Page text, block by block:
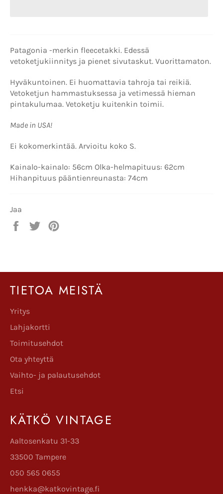
Patagonia -merkin fleecetakki. Edessä
vetoketjukiinnitys ja pienet sivutaskut. Vuorittamaton.
Hyväkuntoinen. Ei huomattavia tahroja tai reikiä.
Vetoketjun hammastuksessa ja vetimessä hieman
pintakulumaa. Vetoketju kuitenkin toimii.
Made in USA!
Ei kokomerkintää. Arvioitu koko S.
Kainalo-kainalo: 56cm Olka-helmapituus: 62cm
Hihanpituus pääntienreunasta: 74cm
Jaa
Jaa
Twiittaa
TIETOA MEISTÄ
Yritys
Lahjakortti
Toimitusehdot
Ota yhteyttä
Vaihto- ja palautusehdot
Etsi
KÄTKÖ VINTAGE
Aaltosenkatu 31-33
33500 Tampere
050 565 0655
henkka@katkovintage.fi